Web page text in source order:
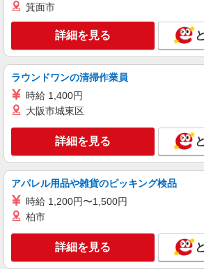
派遣社員
セントスタッフ株式会社 大宮支店（20758)
保育士
時給：1,450円〜1,550円 ※経験・能力に
異なります。 ※交通費は別途全額支給致します。
(規定あり) ※交通費全額支給 ※年次有給休暇あり
希望休の調整や曜日固定の勤
保育士
時給：1,350円〜1,450
異なります。 ※交通費は
※産休育休あり ※退職金
希望休の調整や曜日固定の勤
幅は経験・能力による
キープ
箕面市
詳細を見る
ラウンドワンの清掃作業員
時給 1,400円
大阪市城東区
詳細を見る
アパレル用品や雑貨のピッキング検品
時給 1,200円〜1,500円
柏市
詳細を見る